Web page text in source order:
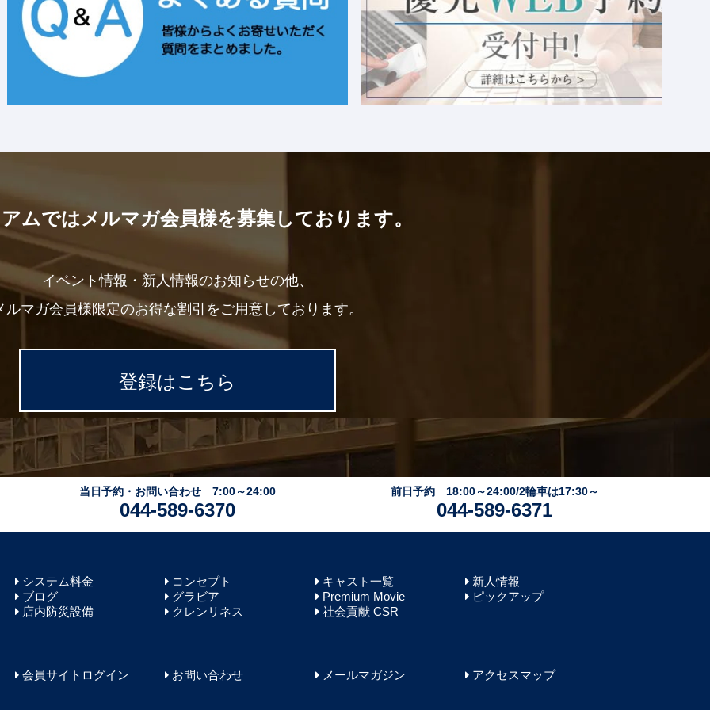
ムではメルマガ会員様を募集しております。
イベント情報・新人情報のお知らせの他、
ルマガ会員様限定のお得な割引をご用意しております。
登録はこちら
当日予約・お問い合わせ 7:00～24:00
044-589-6370
前日予約 18:00～24:00/2輪車は17:30～
044-589-6371
システム料金 コンセプト キャスト一覧
新人情報
ブログ
グラビア Premium Movie
ピックアップ
店内防災設備
クレンリネス 社会貢献 CSR
会員サイトログイン お問い合わせ メールマガジン アクセスマップ